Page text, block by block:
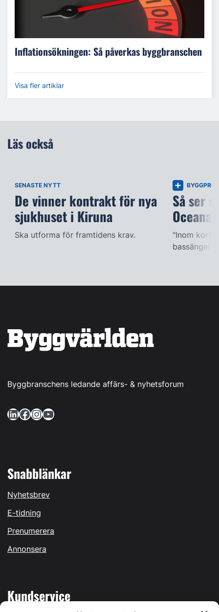
Inflationsökningen: Så påverkas byggbranschen
Visa fler artiklar
Läs också
SENASTE NYTT
De vinner kontrakt för nya
sjukhuset i Kiruna
Ska utforma för framtidens krav.
Så ser
Oceana
"Inom kort
Byggbranschens ledande affärs- & nyhetsforum
LinkedIn Facebook InstagramYouTube
Snabblänkar
Nyhetsbrev
E-tidning
Prenumerera
Annonsera
Kundservice